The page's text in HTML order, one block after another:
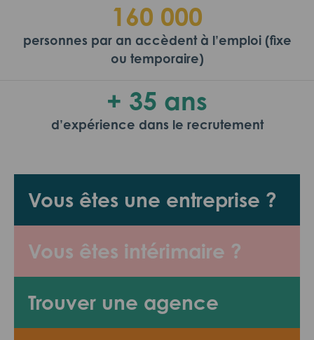
Vous êtes une entreprise ?
Vous êtes intérimaire ?
Trouver une agence
160 000
personnes par an accèdent à l’emploi (fixe
ou temporaire)
+ 35 ans
d’expérience dans le recrutement